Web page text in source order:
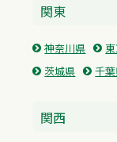
関東
神奈川県
茨城県
千
関西